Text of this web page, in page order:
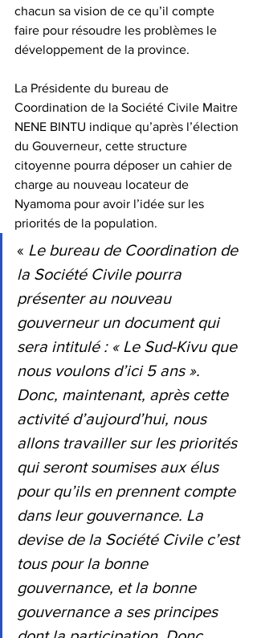
chacun sa vision de ce qu’il compte
faire pour résoudre les problèmes le
développement de la province.
La Présidente du bureau de
Coordination de la Société Civile Maitre
NENE BINTU indique qu’après l’élection
du Gouverneur, cette structure
citoyenne pourra déposer un cahier de
charge au nouveau locateur de
Nyamoma pour avoir l’idée sur les
priorités de la population.
« Le bureau de Coordination de
la Société Civile pourra
présenter au nouveau
gouverneur un document qui
sera intitulé : « Le Sud-Kivu que
nous voulons d’ici 5 ans ».
Donc, maintenant, après cette
activité d’aujourd’hui, nous
allons travailler sur les priorités
qui seront soumises aux élus
pour qu’ils en prennent compte
dans leur gouvernance. La
devise de la Société Civile c’est
tous pour la bonne
gouvernance, et la bonne
gouvernance a ses principes